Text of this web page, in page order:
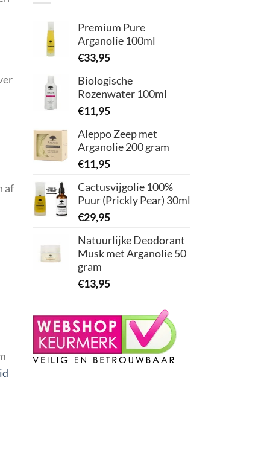
af
Premium Pure
Arganolie 100ml
€33,95
Biologische
Rozenwater 100ml
€11,95
Aleppo Zeep met
Arganolie 200 gram
€11,95
Cactusvijgolie 100%
Puur (Prickly Pear) 30ml
€29,95
Natuurlijke Deodorant
Musk met Arganolie 50
gram
€13,95